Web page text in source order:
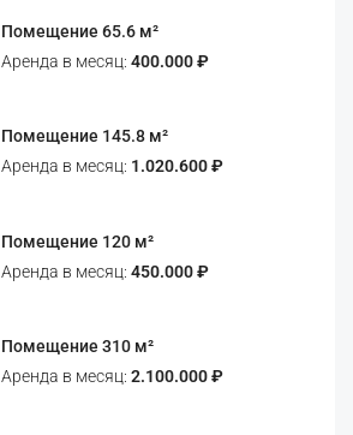
Помещение 65.6 м²
Аренда в месяц: 400.000 ₽
Помещение 145.8 м²
Аренда в месяц: 1.020.600 ₽
Помещение 120 м²
Аренда в месяц: 450.000 ₽
Помещение 310 м²
Аренда в месяц: 2.100.000 ₽